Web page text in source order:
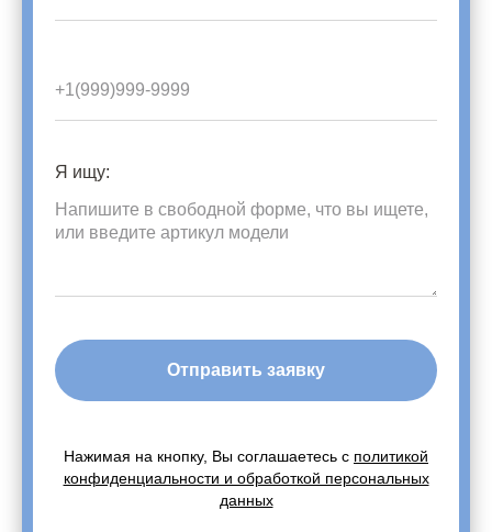
Я ищу:
Отправить заявку
Нажимая на кнопку, Вы соглашаетесь с политикой
конфиденциальности и обработкой персональных
данных